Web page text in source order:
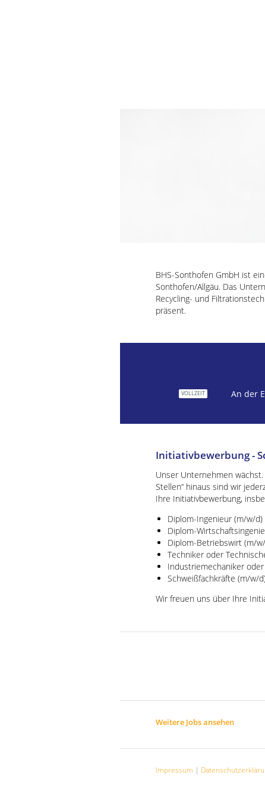
BHS-Sonthofen GmbH ist
Sonthofen/Allgäu. Das
Recycling- und
präsent.
VOLLZEIT An der
Initiativbewerbung -
Unser Unternehmen
Stellen“ hinaus sind wir
Ihre Initiativbewerbung,
Diplom-Ingenieur (m/w/
Diplom-
Diplom-Betriebswirt (m/
Techniker oder
Industriemechaniker
Schweißfachkräfte (m/w/
Wir freuen uns über Ihre
Weitere Jobs ansehen
Impressum |